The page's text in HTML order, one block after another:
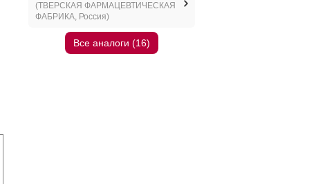
(ТВЕРСКАЯ ФАРМАЦЕВТИЧЕСКАЯ
ФАБРИКА, Россия)
Все аналоги (16)